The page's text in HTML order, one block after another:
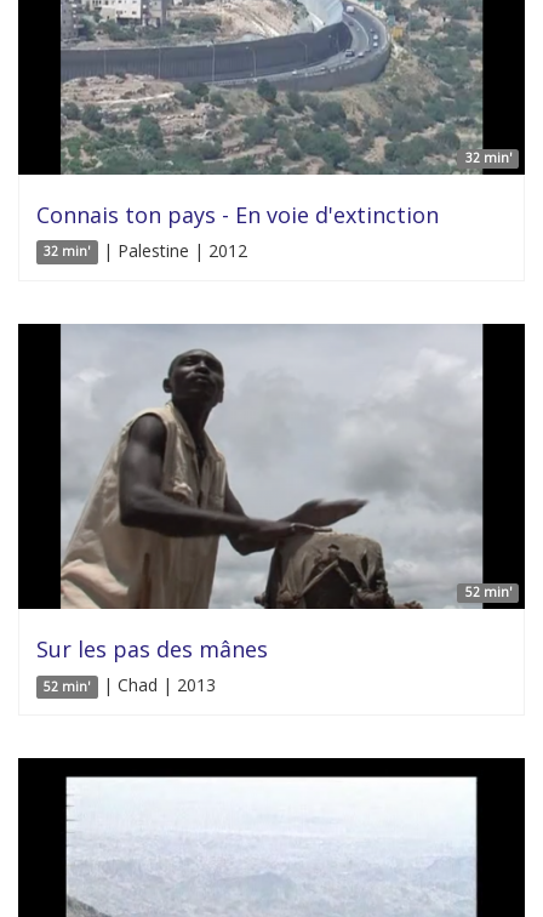
32 min'
Connais ton pays - En voie d'extinction
32 min' | Palestine | 2012
52 min'
Sur les pas des mânes
52 min' | Chad | 2013